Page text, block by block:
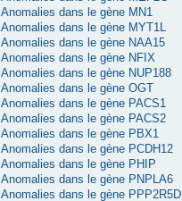
Anomalies dans le gène MN1
Anomalies dans le gène MYT1L
Anomalies dans le gène NAA15
Anomalies dans le gène NFIX
Anomalies dans le gène NUP188
Anomalies dans le gène OGT
Anomalies dans le gène PACS1
Anomalies dans le gène PACS2
Anomalies dans le gène PBX1
Anomalies dans le gène PCDH12
Anomalies dans le gène PHIP
Anomalies dans le gène PNPLA6
Anomalies dans le gène PPP2R5D